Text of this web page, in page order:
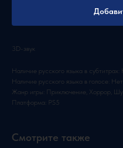
3D-звук
Наличие русского языка в субтитрах:
Наличие русского языка в голосе: Нет
Жанр игры: Приключение, Хоррор,
Платформа: PS5
Смотрите также